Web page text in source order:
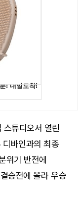
스튜디오서 열린
바인과의 최종
위기 반전에
승전에 올라 우승